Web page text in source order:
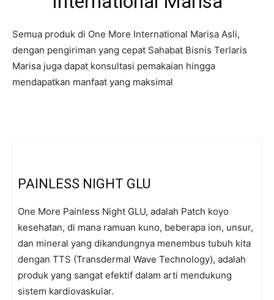
Semua produk di One More International Marisa Asli,
dengan pengiriman yang cepat Sahabat Bisnis Terlaris
Marisa juga dapat konsultasi pemakaian hingga
mendapatkan manfaat yang maksimal
PAINLESS NIGHT GLU
One More Painless Night GLU, adalah Patch koyo
kesehatan, di mana ramuan kuno, beberapa ion, unsur,
dan mineral yang dikandungnya menembus tubuh kita
dengan TTS (Transdermal Wave Technology), adalah
produk yang sangat efektif dalam arti mendukung
sistem kardiovaskular.